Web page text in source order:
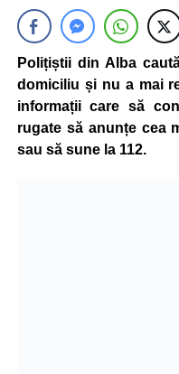
Polițiștii din Alba
domiciliu și nu a mai
informații care să
rugate să anunțe cea
sau să sune la 112.